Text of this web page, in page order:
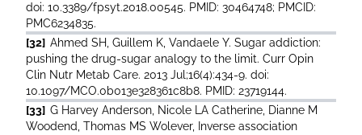
doi: 10.3389/fpsyt.2018.00545. PMID: 30464748; PMCID:
PMC6234835.
[32] Ahmed SH, Guillem K, Vandaele Y. Sugar addiction:
pushing the drug-sugar analogy to the limit. Curr Opin
Clin Nutr Metab Care. 2013 Jul;16(4):434-9. doi:
10.1097/MCO.0b013e328361c8b8. PMID: 23719144.
[33] G Harvey Anderson, Nicole LA Catherine, Dianne M
Woodend, Thomas MS Wolever, Inverse association